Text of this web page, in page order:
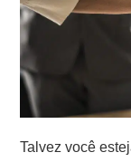
Talvez você